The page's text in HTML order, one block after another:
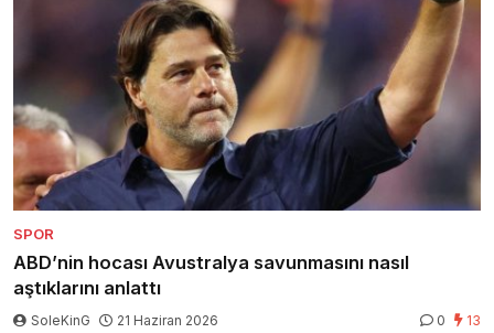
SPOR
ABD’nin hocası Avustralya savunmasını nasıl
aştıklarını anlattı
SoleKinG 21 Haziran 2026 0 13